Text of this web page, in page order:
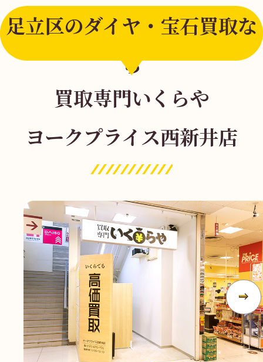
無 料
電話で
総合受付 10:00-19:00（年中無休）/通話料無料
足立区のダイヤ・宝石買取な
ら
買取専門いくらや
ヨークプライス西新井店